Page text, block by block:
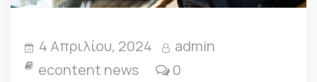
4 Απριλίου, 2024
admin
econtent news
0